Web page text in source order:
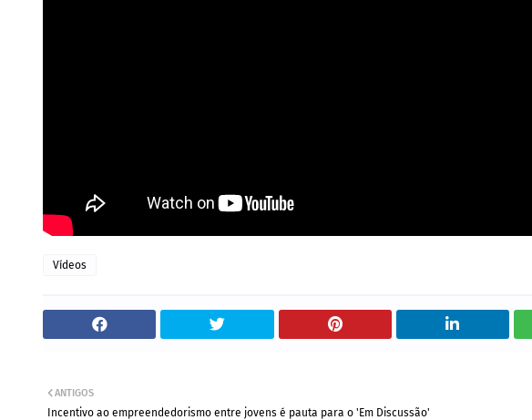
Vídeos
ANTIGOS
Incentivo ao empreendedorismo entre jovens é pauta para o 'Em Discussão'